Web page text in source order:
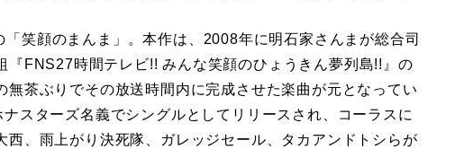
笑顔のまんま」。本作は、2008年に明石家さんまが総合司
『FNS27時間テレビ!! みんな笑顔のひょうきん夢列島!!』の
無茶ぶりでその放送時間内に完成させた楽曲が元となってい
スターズ名義でシングルとしてリリースされ、コーラスに
西、雨上がり決死隊、ガレッジセール、タカアンドトシらが